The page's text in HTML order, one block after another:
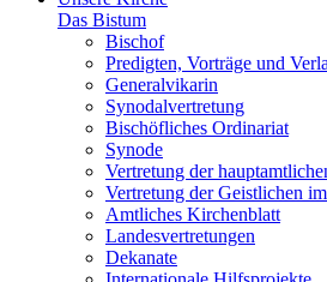
Das Bistum
Bischof
Predigten, Vorträge und
Generalvikarin
Synodalvertretung
Bischöfliches Ordinariat
Synode
Vertretung der
Vertretung der Geistlichen
Amtliches Kirchenblatt
Landesvertretungen
Dekanate